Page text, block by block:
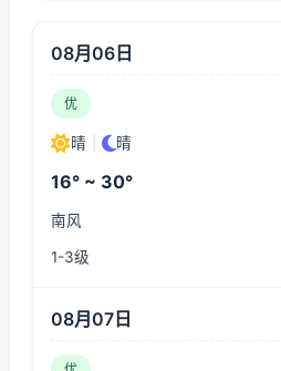
08月06日
优
晴 晴
16° ~ 30°
南风
1-3级
08月07日